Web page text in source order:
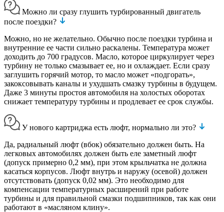
Можно ли сразу глушить турбированный двигатель
после поездки?
Можно, но не желательно. Обычно после поездки турбина и
внутренние ее части сильно раскалены. Температура может
доходить до 700 градусов. Масло, которое циркулирует через
турбину не только смазывает ее, но и охлаждает. Если сразу
заглушить горячий мотор, то масло может «подгорать»,
закоксовывать каналы и ухудшать смазку турбины в будущем.
Даже 3 минуты простоя автомобиля на холостых оборотах
снижает температуру турбины и продлевает ее срок службы.
У нового картриджа есть люфт, нормально ли это?
Да, радиальный люфт (вбок) обязательно должен быть. На
легковых автомобилях должен быть еле заметный люфт
(допуск примерно 0,2 мм), при этом крыльчатка не должна
касаться корпусов. Люфт внутрь и наружу (осевой) должен
отсутствовать (допуск 0,02 мм). Это необходимо для
компенсации температурных расширений при работе
турбины и для правильной смазки подшипников, так как они
работают в «масляном клину».